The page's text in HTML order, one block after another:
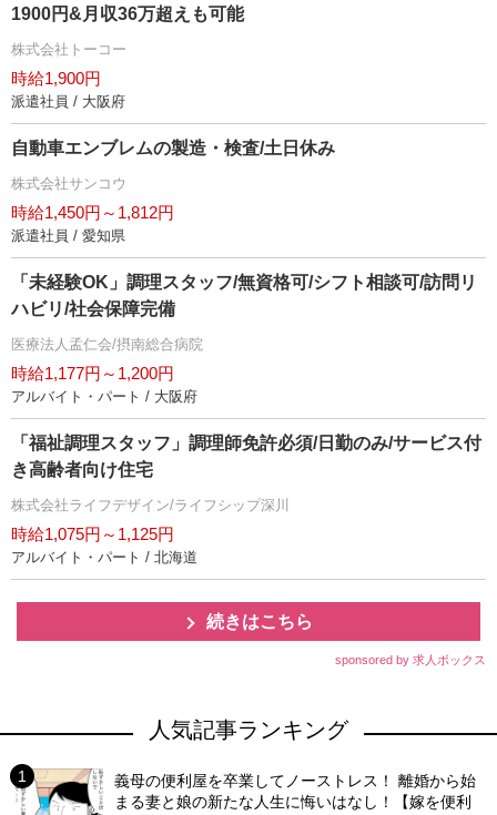
1900円&月収36万超えも可能
株式会社トーコー
時給1,900円
派遣社員 / 大阪府
自動車エンブレムの製造・検査/土日休み
株式会社サンコウ
時給1,450円～1,812円
派遣社員 / 愛知県
「未経験OK」調理スタッフ/無資格可/シフト相談可/訪問リ
ハビリ/社会保障完備
医療法人孟仁会/摂南総合病院
時給1,177円～1,200円
アルバイト・パート / 大阪府
「福祉調理スタッフ」調理師免許必須/日勤のみ/サービス付
き高齢者向け住宅
株式会社ライフデザイン/ライフシップ深川
時給1,075円～1,125円
アルバイト・パート / 北海道
続きはこちら
sponsored by 求人ボックス
人気記事ランキング
義母の便利屋を卒業してノーストレス！ 離婚から始
まる妻と娘の新たな人生に悔いはなし！【嫁を便利